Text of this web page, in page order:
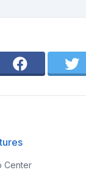
Center